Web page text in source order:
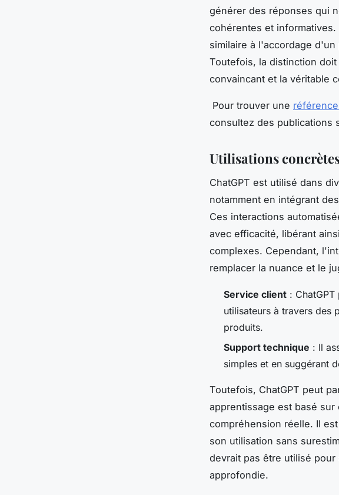
générer des réponses qui
cohérentes et
similaire à l'accordage
Toutefois, la distinction
convaincant et la véritable
Pour trouver une
consultez des publications
Utilisations
ChatGPT est utilisé dans
notamment en intégrant des
Ces interactions
avec efficacité, libérant
complexes. Cependant,
remplacer la nuance et le
Service client :
utilisateurs à travers des
produits.
Support technique : Il
simples et en suggérant
Toutefois, ChatGPT peut
apprentissage est basé
compréhension réelle. Il
son utilisation sans
devrait pas être utilisé
approfondie.